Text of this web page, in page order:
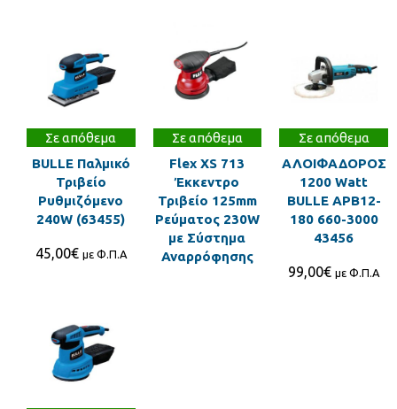
Σε απόθεμα
BULLE Παλμικό
Τριβείο
Ρυθμιζόμενο
240W (63455)
45,00€ με Φ.Π.Α
Σε απόθεμα
Flex XS 713
Έκκεντρο
Τριβείο 125mm
Ρεύματος 230W
με Σύστημα
Αναρρόφησης
Σε απόθεμα
ΑΛΟΙΦΑΔΟΡΟΣ
1200 Watt
BULLE ΑΡΒ12-
180 660-3000
43456
99,00€ με Φ.Π.Α